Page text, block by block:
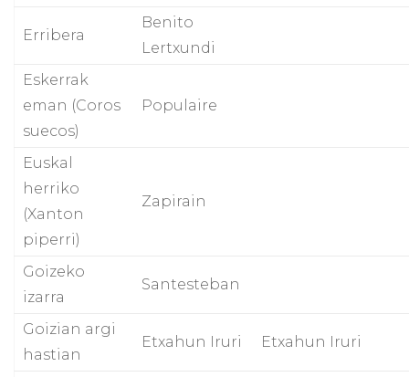
Erribera
Benito
Lertxundi
Eskerrak
eman (Coros
suecos)
Populaire
Euskal
herriko
(Xanton
piperri)
Zapirain
Goizeko
izarra
Santesteban
Goizian argi
hastian
Etxahun Iruri Etxahun Iruri